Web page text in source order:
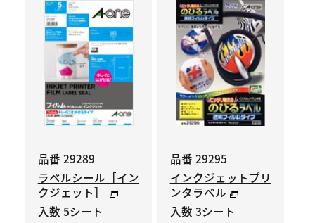
品番 29289
ラベルシール［イン
クジェット］
入数 5シート
品番 29295
インクジェットプリ
ンタラベル
入数 3シート